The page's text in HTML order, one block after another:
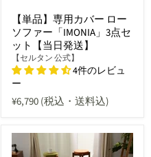
【単品】専用カバー ロー
ソファー「IMONIA」3点セ
ット【当日発送】
【セルタン 公式】
4件のレビュ
ー
¥6,790(税込・送料込)